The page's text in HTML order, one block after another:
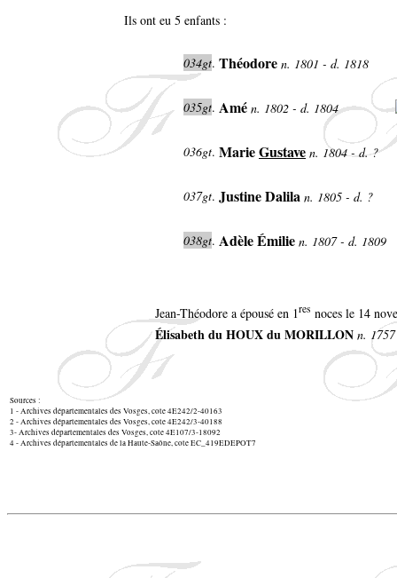
Ils ont eu 5 enfants :
034gt. Théodore n. 1801 - d. 1818
035gt. Amé n. 1802 - d. 1804
036gt. MarieGustave n. 1804 - d. ?
037gt. Justine Dalila n. 1805 - d. ?
038gt. Adèle Émilie n. 1807 - d. 1809
Jean-Théodore a épousé en 1res noces le 14
Élisabeth du HOUX du MORILLON n.
Sources :
1 - Archives départementales des Vosges, cote 4E242/2-40163
2 - Archives départementales des Vosges, cote 4E242/3-40188
3- Archives départementales des Vosges, cote 4E107/3-18092
4 - Archives départementales de la Haute-Saône, cote EC_419EDEPOT7